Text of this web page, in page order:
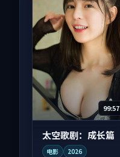
99:57
太空歌剧：成长篇
电影 2026